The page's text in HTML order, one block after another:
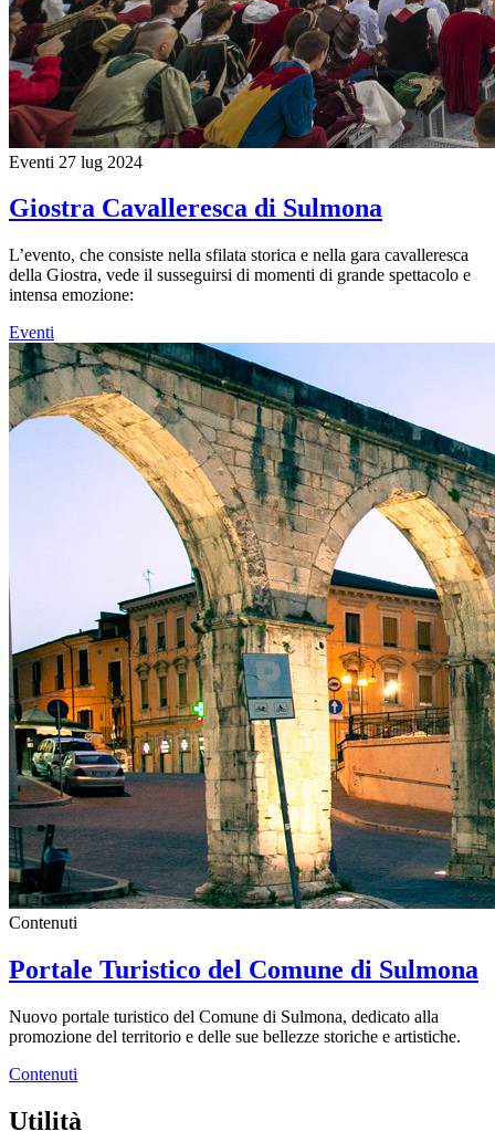
Eventi 27 lug 2024
Giostra Cavalleresca di Sulmona
L’evento, che consiste nella sfilata storica e nella gara cavalleresca
della Giostra, vede il susseguirsi di momenti di grande spettacolo e
intensa emozione:
Eventi
Contenuti
Portale Turistico del Comune di Sulmona
Nuovo portale turistico del Comune di Sulmona, dedicato alla
promozione del territorio e delle sue bellezze storiche e artistiche.
Contenuti
Utilità